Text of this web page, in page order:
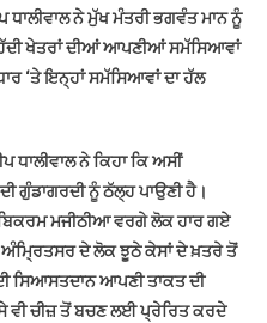
ਨੇ ਮੁੱਖ ਮੰਤਰੀ ਭਗਵੰਤ ਮਾਨ ਨੂੰ
ਖੇਤਰਾਂ ਦੀਆਂ ਆਪਣੀਆਂ ਸਮੱਸਿਆਵਾਂ
‘ਤੇ ਇਨ੍ਹਾਂ ਸਮੱਸਿਆਵਾਂ ਦਾ ਹੱਲ
ਨੇ ਕਿਹਾ ਕਿ ਅਸੀਂ
ਗੁੰਡਾਗਰਦੀ ਨੂੰ ਠੱਲ੍ਹ ਪਾਉਣੀ ਹੈ।
ਮਜੀਠੀਆ ਵਰਗੇ ਲੋਕ ਹਾਰ ਗਏ
ਦੇ ਲੋਕ ਝੂਠੇ ਕੇਸਾਂ ਦੇ ਖ਼ਤਰੇ ਤੋਂ
ਸਿਆਸਤਦਾਨ ਆਪਣੀ ਤਾਕਤ ਦੀ
ਚੀਜ਼ ਤੋਂ ਬਚਣ ਲਈ ਪ੍ਰੇਰਿਤ ਕਰਦੇ